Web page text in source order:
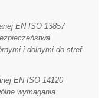
EN ISO 13857
i dolnymi do stref
EN ISO 14120
wymagania